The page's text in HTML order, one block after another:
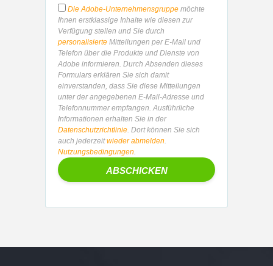
Die Adobe-Unternehmensgruppemöchte
Ihnen erstklassige Inhalte wie diesen zur
Verfügung stellen und Sie durch
personalisierte Mitteilungen per E-Mail und
Telefon über die Produkte und Dienste von
Adobe informieren. Durch Absenden dieses
Formulars erklären Sie sich damit
einverstanden, dass Sie diese Mitteilungen
unter der angegebenen E-Mail-Adresse und
Telefonnummer empfangen. Ausführliche
Informationen erhalten Sie in der
Datenschutzrichtlinie. Dort können Sie sich
auch jederzeitwieder abmelden.
Nutzungsbedingungen.